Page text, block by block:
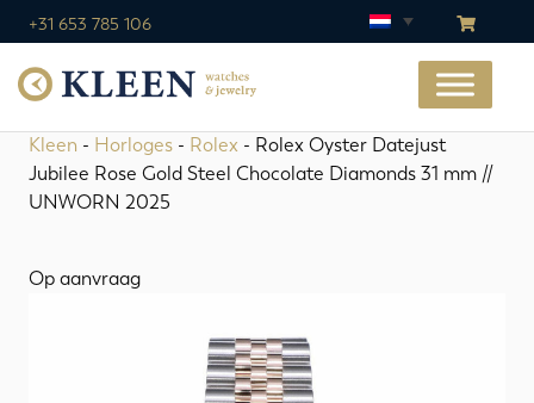
+31 653 785 106
Kleen - Horloges - Rolex - Rolex Oyster Datejust
Jubilee Rose Gold Steel Chocolate Diamonds 31 mm //
UNWORN 2025
Op aanvraag